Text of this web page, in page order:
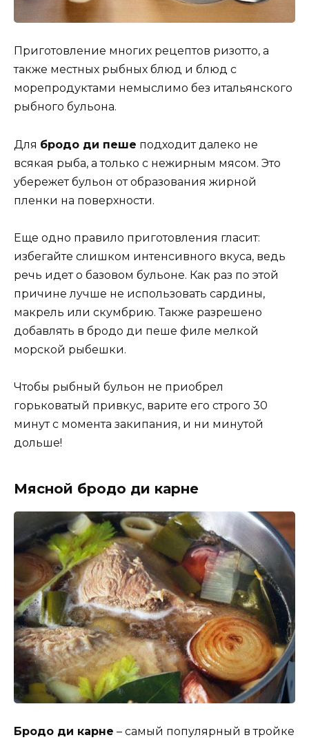
Приготовление многих рецептов ризотто, а
также местных рыбных блюд и блюд с
морепродуктами немыслимо без итальянского
рыбного бульона.
Для бродо ди пеше подходит далеко не
всякая рыба, а только с нежирным мясом. Это
убережет бульон от образования жирной
пленки на поверхности.
Еще одно правило приготовления гласит:
избегайте слишком интенсивного вкуса, ведь
речь идет о базовом бульоне. Как раз по этой
причине лучше не использовать сардины,
макрель или скумбрию. Также разрешено
добавлять в бродо ди пеше филе мелкой
морской рыбешки.
Чтобы рыбный бульон не приобрел
горьковатый привкус, варите его строго 30
минут с момента закипания, и ни минутой
дольше!
Мясной бродо ди карне
Бродо ди карне – самый популярный в тройке